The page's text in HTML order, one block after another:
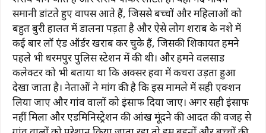
समानी डांटते हुए वापस आते हैं, जिससे बच्चों और महिलाओं को
बहुत बुरी हालत में डालना पड़ता है और ऐसे लोग शराब के नशे में
कई बार लॉ एंड ऑर्डर खराब कर चुके हैं, जिसकी शिकायत हमने
पहले भी धरमपुर पुलिस स्टेशन में की थी। और हमने वलसाड
कलेक्टर को भी बताया था कि अक्सर हवा में कचरा उड़ता हुआ
देखा जाता है। नेताओं ने मांग की है कि इस मामले में सही एक्शन
लिया जाए और गांव वालों को इंसाफ दिया जाए। अगर सही इंसाफ
नहीं मिला और एडमिनिस्ट्रेशन की आंख मूंदने की आदत की वजह से